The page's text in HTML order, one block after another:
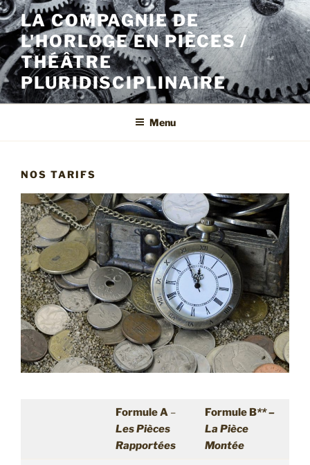
Aller
au
contenu
principal
LA COMPAGNIE DE
L'HORLOGE EN PIÈCES /
THÉÂTRE
PLURIDISCIPLINAIRE
Menu
NOS TARIFS
Formule A –
Les Pièces
Rapportées
Formule B** –
La Pièce
Montée